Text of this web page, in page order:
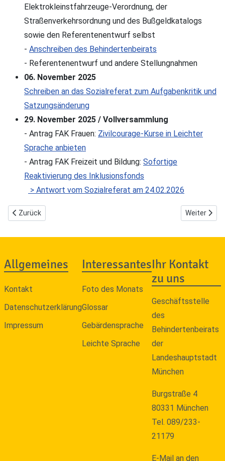
Elektrokleinstfahrzeuge-Verordnung, der
Straßenverkehrsordnung und des Bußgeldkatalogs
sowie den Referentenentwurf selbst
- Anschreiben des Behindertenbeirats
- Referentenentwurf und andere Stellungnahmen
06. November 2025
Schreiben an das Sozialreferat zum Aufgabenkritik und
Satzungsänderung
29. November 2025 / Vollversammlung
- Antrag FAK Frauen: Zivilcourage-Kurse in Leichter
Sprache anbieten
- Antrag FAK Freizeit und Bildung: Sofortige
Reaktivierung des Inklusionsfonds
> Antwort vom Sozialreferat am 24.02.2026
Vorheriger Beitrag: Stellungnahmen 2026
Zurück Nächster
Weiter
Allgemeines
Kontakt
Datenschutzerklärung
Impressum
Interessantes
Foto des Monats
Glossar
Gebärdensprache
Leichte Sprache
Ihr Kontakt
zu uns
Geschäftsstelle
des
Behindertenbeirats
der
Landeshauptstadt
München
Burgstraße 4
80331 München
Tel. 089/233-
21179
E-Mail an den